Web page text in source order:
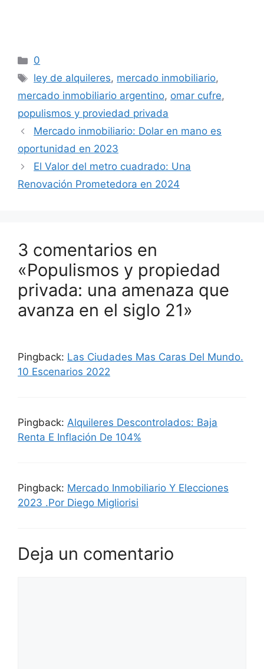
Categorías
0
Etiquetas
ley de alquileres, mercado inmobiliario,
mercado inmobiliario argentino, omar cufre,
populismos y proviedad privada
Mercado inmobiliario: Dolar en mano es
oportunidad en 2023
El Valor del metro cuadrado: Una
Renovación Prometedora en 2024
3 comentarios en
«Populismos y propiedad
privada: una amenaza que
avanza en el siglo 21»
Pingback: Las Ciudades Mas Caras Del Mundo.
10 Escenarios 2022
Pingback: Alquileres Descontrolados: Baja
Renta E Inflación De 104%
Pingback: Mercado Inmobiliario Y Elecciones
2023 .Por Diego Migliorisi
Deja un comentario